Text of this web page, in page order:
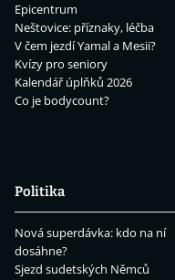
Epicentrum
Neštovice: příznaky, léčba
V čem jezdí Yamal a Mesii?
Kvízy pro seniory
Kalendář úplňků 2026
Co je bodycount?
Politika
Nová superdávka: kdo na ní
dosáhne?
Sjezd sudetských Němců